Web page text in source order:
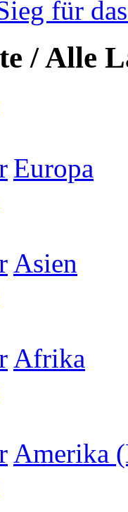
für
/ Alle
Europa
Asien
Afrika
Amerika